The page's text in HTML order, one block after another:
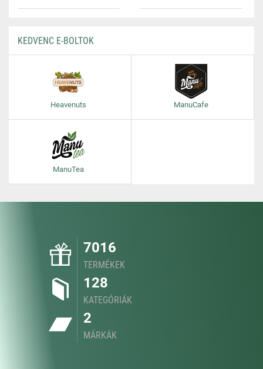
KEDVENC E-BOLTOK
Heavenuts ManuCafe
ManuTea
7016
TERMÉKEK
128
KATEGÓRIÁK
2
MÁRKÁK